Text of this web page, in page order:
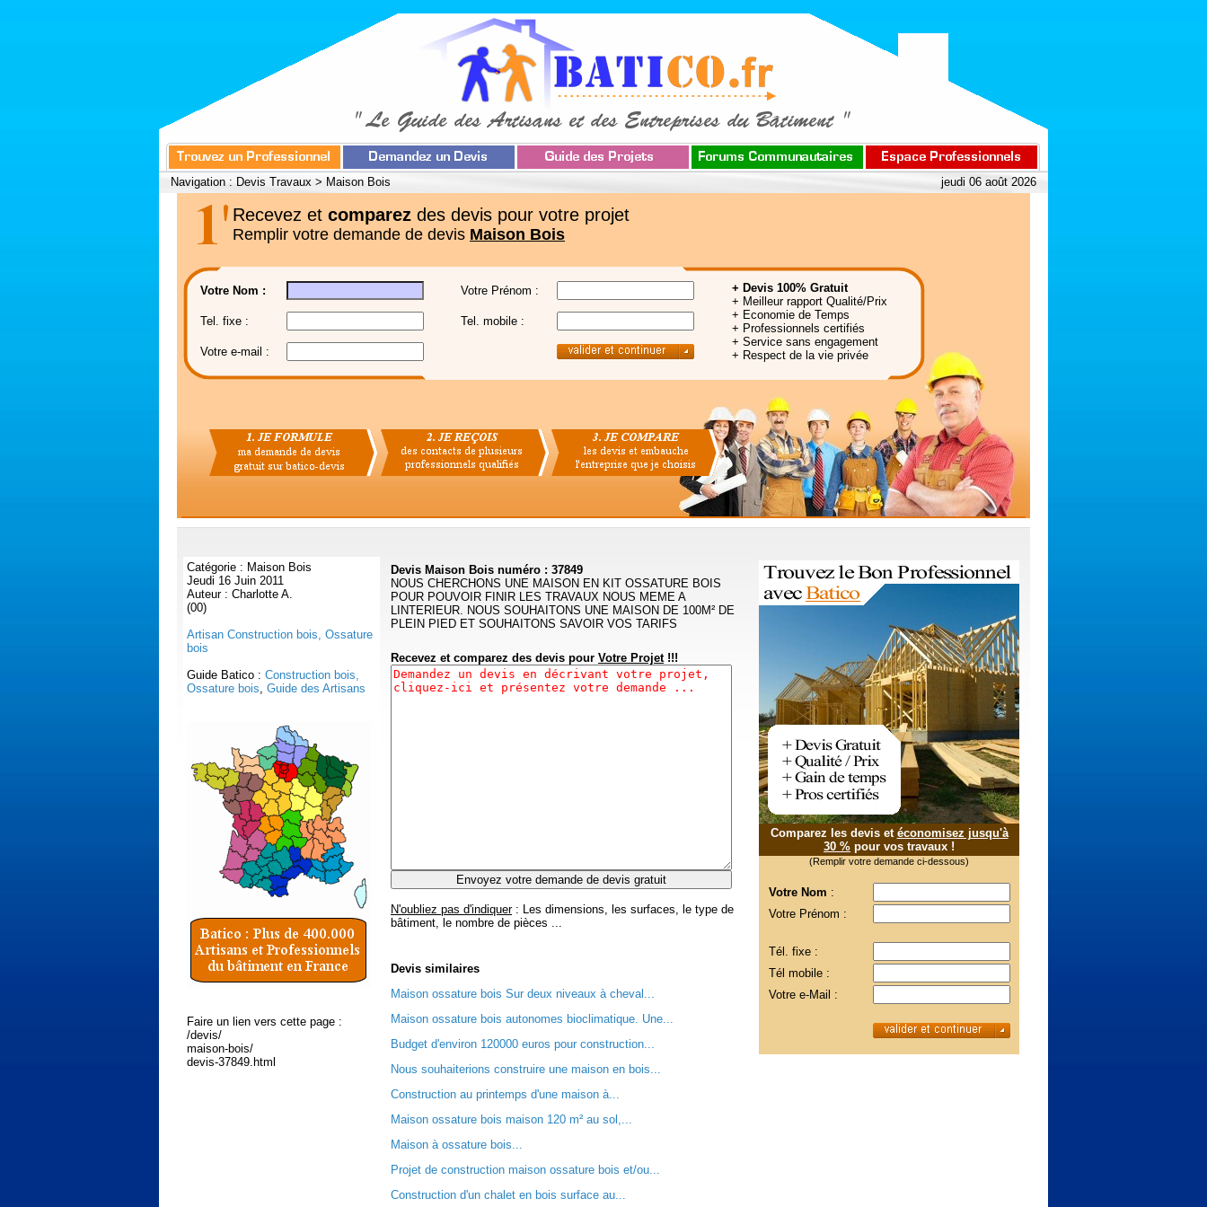
Navigation : Devis Travaux > Maison Bois jeudi 06 août 2026
Recevez et comparez des devis pour votre projet
Remplir votre demande de devis Maison Bois
Votre Nom : Votre Prénom :
+ Devis 100% Gratuit
+ Meilleur rapport Qualité/Prix
+ Economie de Temps
+ Professionnels certifiés
+ Service sans engagement
+ Respect de la vie privée
Tel. fixe : Tel. mobile :
Votre e-mail :
Catégorie : Maison Bois
Jeudi 16 Juin 2011
Auteur : Charlotte A.
(00)
Artisan Construction bois, Ossature
bois
Guide Batico : Construction bois,
Ossature bois, Guide des Artisans
Faire un lien vers cette page :
/devis/
maison-bois/
devis-37849.html
Devis Maison Bois numéro : 37849
NOUS CHERCHONS UNE MAISON EN KIT OSSATURE BOIS
POUR POUVOIR FINIR LES TRAVAUX NOUS MEME A
LINTERIEUR. NOUS SOUHAITONS UNE MAISON DE 100M² DE
PLEIN PIED ET SOUHAITONS SAVOIR VOS TARIFS
Recevez et comparez des devis pour Votre Projet!!!
N'oubliez pas d'indiquer: Les dimensions, les surfaces, le type de
bâtiment, le nombre de pièces ...
Devis similaires
Maison ossature bois Sur deux niveaux à cheval...
Maison ossature bois autonomes bioclimatique. Une...
Budget d'environ 120000 euros pour construction...
Nous souhaiterions construire une maison en bois...
Construction au printemps d'une maison à...
Maison ossature bois maison 120 m² au sol,...
Maison à ossature bois...
Projet de construction maison ossature bois et/ou...
Construction d'un chalet en bois surface au...
Comparez les devis et économisez jusqu'à
30 % pour vos travaux !
(Remplir votre demande ci-dessous)
Votre Nom :
Votre Prénom :
Tél. fixe :
Tél mobile :
Votre e-Mail :